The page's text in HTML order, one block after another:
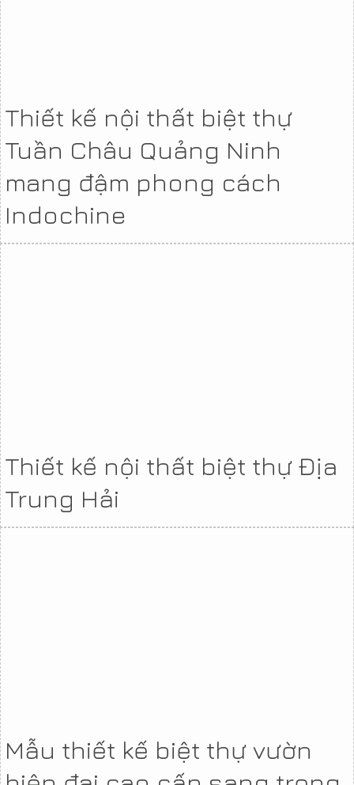
Thiết kế nội thất biệt thự
Tuần Châu Quảng Ninh
mang đậm phong cách
Indochine
Thiết kế nội thất biệt thự Địa
Trung Hải
Mẫu thiết kế biệt thự vườn